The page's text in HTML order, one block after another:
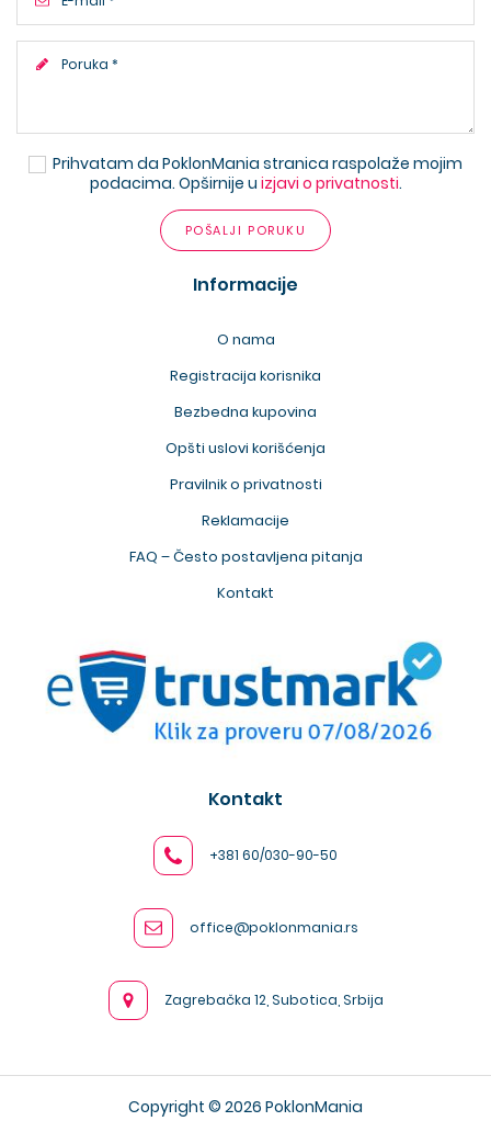
Prihvatam da PoklonMania stranica raspolaže mojim
podacima. Opširnije u izjavi o privatnosti.
POŠALJI PORUKU
Informacije
O nama
Registracija korisnika
Bezbedna kupovina
Opšti uslovi korišćenja
Pravilnik o privatnosti
Reklamacije
FAQ – Često postavljena pitanja
Kontakt
Kontakt
+381 60/030-90-50
office@poklonmania.rs
Zagrebačka 12, Subotica, Srbija
Copyright © 2026 PoklonMania